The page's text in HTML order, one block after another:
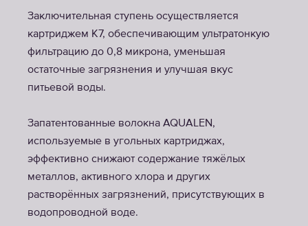
Заключительная ступень осуществляется
картриджем K7, обеспечивающим ультратонкую
фильтрацию до 0,8 микрона, уменьшая
остаточные загрязнения и улучшая вкус
питьевой воды.
Запатентованные волокна AQUALEN,
используемые в угольных картриджах,
эффективно снижают содержание тяжёлых
металлов, активного хлора и других
растворённых загрязнений, присутствующих в
водопроводной воде.